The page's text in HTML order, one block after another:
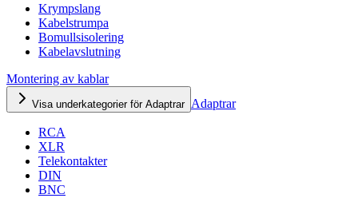
Krympslang
Kabelstrumpa
Bomullsisolering
Kabelavslutning
Montering av kablar
Visa underkategorier för Adaptrar Adaptrar
RCA
XLR
Telekontakter
DIN
BNC